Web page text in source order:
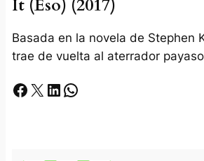
It (Eso) (2017)
Basada en la novela de Stephen
trae de vuelta al aterrador
Facebook X LinkedIn Whatsapp